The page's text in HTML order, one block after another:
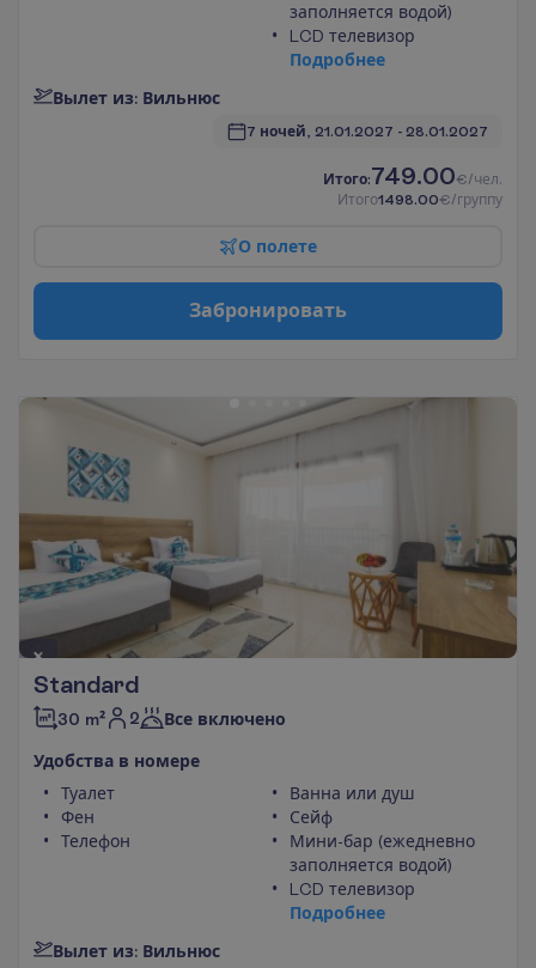
заполняется водой)
LCD телевизор
Подробнее
Вылет из: Вильнюс
7 ночей, 21.01.2027 - 28.01.2027
И того:749.00€/чел.
Итого1498.00€/группу
О полете
Забронировать
Standard
30 m² 2 Все включено
Удобства в номере
Туалет
Фен
Телефон
Ванна или душ
Сейф
Мини-бар (ежедневно
заполняется водой)
LCD телевизор
Подробнее
Вылет из: Вильнюс